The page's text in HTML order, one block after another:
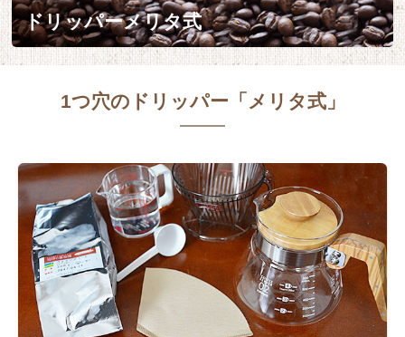
ドリッパーメリタ式
1つ穴のドリッパー「メリタ式」